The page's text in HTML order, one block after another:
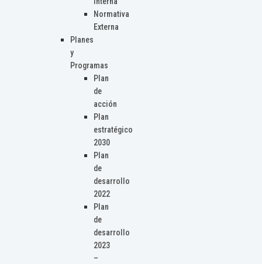
Normativa
Externa
Planes
y
Programas
Plan
de
acción
Plan
estratégico
2030
Plan
de
desarrollo
2022
Plan
de
desarrollo
2023
–